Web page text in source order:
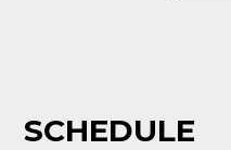
SCHEDULE